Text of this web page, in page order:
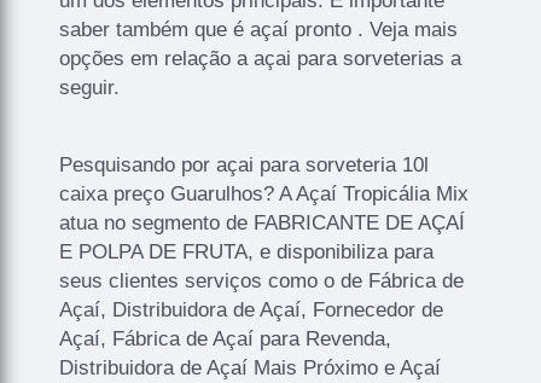
saber também que é açaí pronto . Veja mais
opções em relação a açai para sorveterias a
seguir.
Pesquisando por açai para sorveteria 10l
caixa preço Guarulhos? A Açaí Tropicália Mix
atua no segmento de FABRICANTE DE AÇAÍ
E POLPA DE FRUTA, e disponibiliza para
seus clientes serviços como o de Fábrica de
Açaí, Distribuidora de Açaí, Fornecedor de
Açaí, Fábrica de Açaí para Revenda,
Distribuidora de Açaí Mais Próximo e Açaí